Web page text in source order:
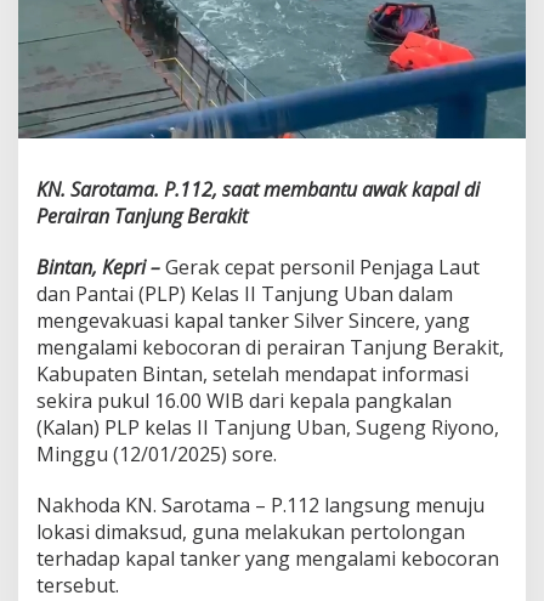
T
a
n
j
u
n
g
b
a
a
l
a
m
M
e
n
g
e
k
u
a
KN. Sarotama. P.112, saat membantu awak kapal di
Perairan Tanjung Berakit
Bintan, Kepri –Gerak cepat personil Penjaga Laut
dan Pantai (PLP) Kelas II Tanjung Uban dalam
mengevakuasi kapal tanker Silver Sincere, yang
mengalami kebocoran di perairan Tanjung Berakit,
Kabupaten Bintan, setelah mendapat informasi
sekira pukul 16.00 WIB dari kepala pangkalan
(Kalan) PLP kelas II Tanjung Uban, Sugeng Riyono,
Minggu (12/01/2025) sore.
Nakhoda KN. Sarotama – P.112 langsung menuju
lokasi dimaksud, guna melakukan pertolongan
terhadap kapal tanker yang mengalami kebocoran
tersebut.